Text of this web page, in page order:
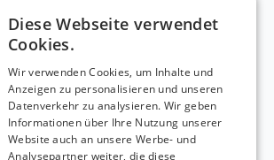
Datenschutzerklärung
Cookie-
Richtlinie
Österreich
Diese Webseite verwendet
Cookies.
Wir verwenden Cookies, um Inhalte und
Anzeigen zu personalisieren und unseren
Datenverkehr zu analysieren. Wir geben
Informationen über Ihre Nutzung unserer
Website auch an unsere Werbe- und
Analysepartner weiter, die diese